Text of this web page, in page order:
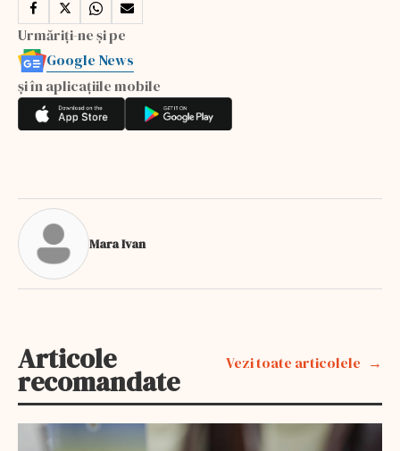
Urmăriți-ne și pe
Google News
și în aplicațiile mobile
Mara Ivan
Articole
recomandate
Vezi toate articolele